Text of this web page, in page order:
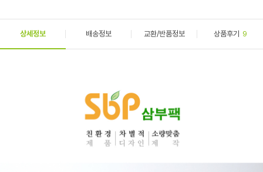
상세정보 배송정보 교환/반품정보 상품후기 9